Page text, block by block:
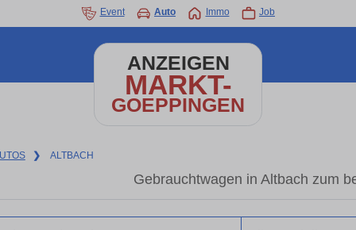
Event Auto Immo Job
ANZEIGEN
MARKT-
GOEPPINGEN
❯ ALTBACH
Gebrauchtwagen in Altbach zum